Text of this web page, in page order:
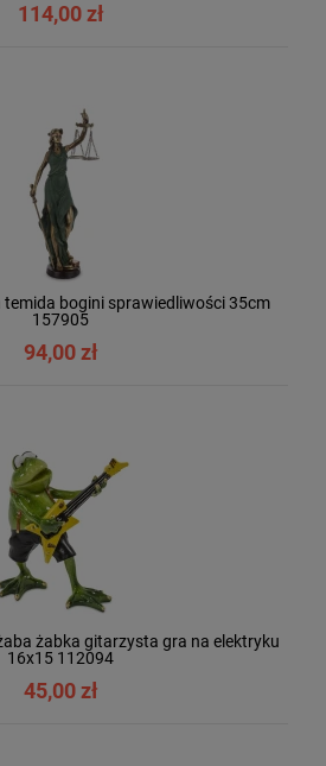
114,00 zł
temida bogini sprawiedliwości 35cm
157905
94,00 zł
żabka gitarzysta gra na elektryku
16x15 112094
45,00 zł